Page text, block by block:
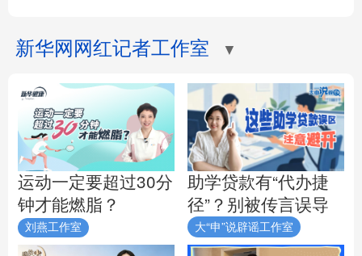
新华网网红记者工作室 ▼
运动一定要超过30分
钟才能燃脂？
刘燕工作室
助学贷款有“代办捷
径”？别被传言误导
大“申”说辟谣工作室